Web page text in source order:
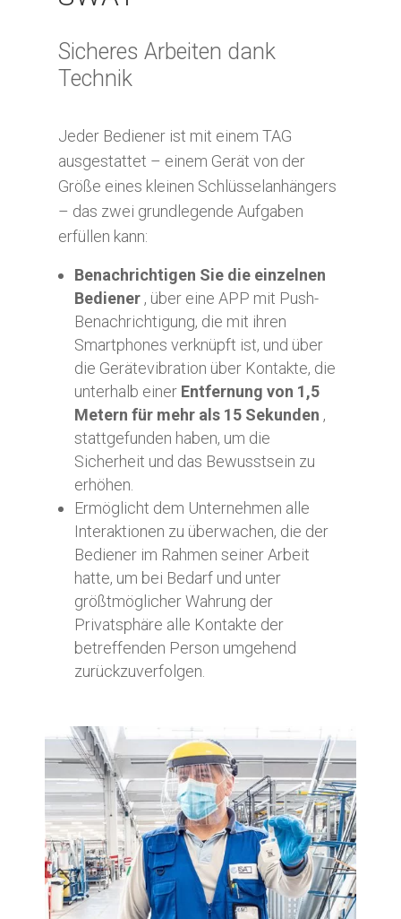
Sicheres Arbeiten dank
Technik
Jeder Bediener ist mit einem TAG
ausgestattet – einem Gerät von der
Größe eines kleinen Schlüsselanhängers
– das zwei grundlegende Aufgaben
erfüllen kann:
Benachrichtigen Sie die einzelnen
Bediener , über eine APP mit Push-
Benachrichtigung, die mit ihren
Smartphones verknüpft ist, und über
die Gerätevibration über Kontakte, die
unterhalb einer Entfernung von 1,5
Metern für mehr als 15 Sekunden ,
stattgefunden haben, um die
Sicherheit und das Bewusstsein zu
erhöhen.
Ermöglicht dem Unternehmen alle
Interaktionen zu überwachen, die der
Bediener im Rahmen seiner Arbeit
hatte, um bei Bedarf und unter
größtmöglicher Wahrung der
Privatsphäre alle Kontakte der
betreffenden Person umgehend
zurückzuverfolgen.